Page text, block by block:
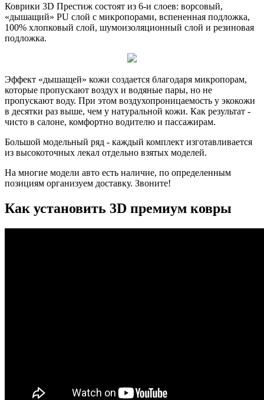
Коврики 3D Престиж состоят из 6-и слоев: ворсовый,
«дышащий» PU слой с микропорами, вспененная подложка,
100% хлопковый слой, шумоизоляционный слой и резиновая
подложка.
Эффект «дышащей» кожи создается благодаря микропорам,
которые пропускают воздух и водяные пары, но не
пропускают воду. При этом воздухопроницаемость у экокожи
в десятки раз выше, чем у натуральной кожи. Как результат -
чисто в салоне, комфортно водителю и пассажирам.
Большой модельный ряд - каждый комплект изготавливается
из высокоточных лекал отдельно взятых моделей.
На многие модели авто есть наличие, по определенным
позициям организуем доставку. Звоните!
Как установить 3D премиум ковры